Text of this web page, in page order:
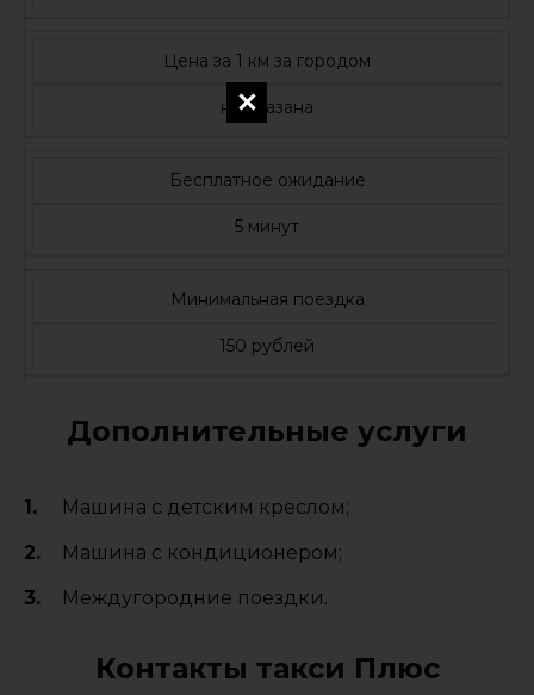
Цена за 1 км за городом
не указана
Бесплатное ожидание
5 минут
Минимальная поездка
150 рублей
Дополнительные услуги
Машина с детским креслом;
Машина с кондиционером;
Междугородние поездки.
Контакты такси Плюс